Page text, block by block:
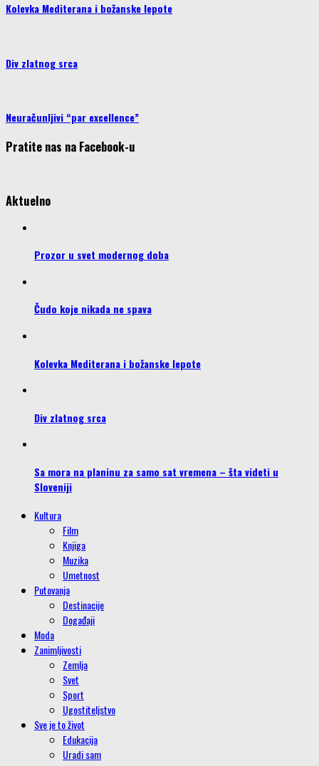
Kolevka Mediterana i božanske lepote
Div zlatnog srca
Neuračunljivi “par excellence”
Pratite nas na Facebook-u
Aktuelno
Prozor u svet modernog doba
Čudo koje nikada ne spava
Kolevka Mediterana i božanske lepote
Div zlatnog srca
Sa mora na planinu za samo sat vremena – šta videti u
Sloveniji
Kultura
Film
Knjiga
Muzika
Umetnost
Putovanja
Destinacije
Događaji
Moda
Zanimljivosti
Zemlja
Svet
Sport
Ugostiteljstvo
Sve je to život
Edukacija
Uradi sam